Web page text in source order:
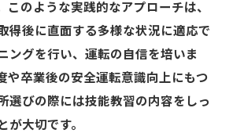
このような実践的なアプローチは、
得後に直面する多様な状況に適応で
ングを行い、運転の自信を培いま
や卒業後の安全運転意識向上にもつ
選びの際には技能教習の内容をしっ
が大切です。